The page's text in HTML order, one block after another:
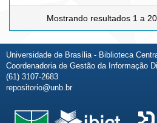
Mostrando resultados 1 a
Universidade de Brasília - Biblioteca
Coordenadoria de Gestão da Informação
(61) 3107-2683
repositorio@unb.br